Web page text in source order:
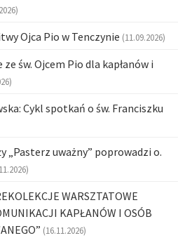
Ojca Pio w Tenczynie (11.09.2026)
św. Ojcem Pio dla kapłanów i
Cykl spotkań o św. Franciszku
„Pasterz uważny” poprowadzi o.
WARSZTATOWE
KAPŁANÓW I OSÓB
(16.11.2026)